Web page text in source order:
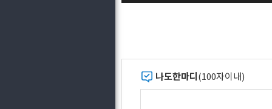
나도한마디(100자이내)